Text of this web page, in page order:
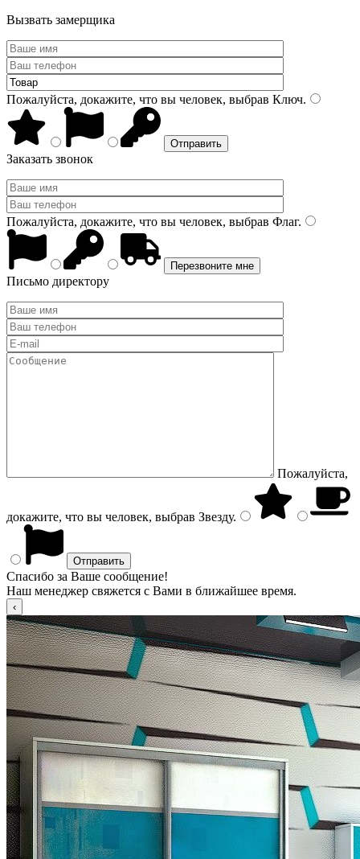
Вызвать замерщика
Пожалуйста, докажите, что вы человек, выбрав Ключ.
Заказать звонок
Пожалуйста, докажите, что вы человек, выбрав Флаг.
Письмо директору
Пожалуйста,
докажите, что вы человек, выбрав Звезду.
Спасибо за Ваше сообщение!
Наш менеджер свяжется с Вами в ближайшее время.